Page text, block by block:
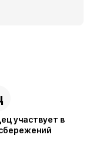
участвует в